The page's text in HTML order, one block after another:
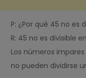
P: ¿Por qué 45 no es
R: 45 no es divisible
Los números
no pueden dividirse